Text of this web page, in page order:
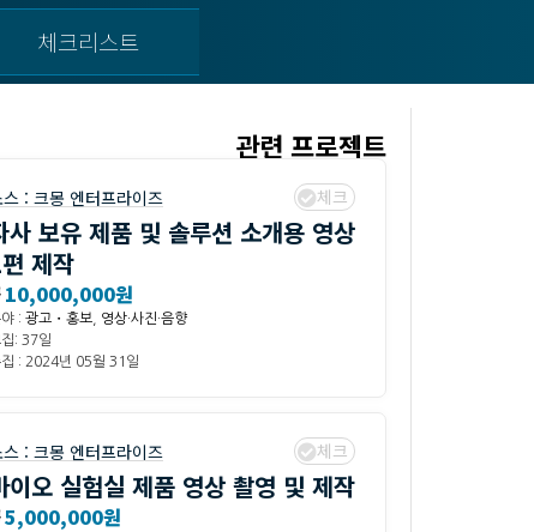
체크리스트
관련 프로젝트
: 크몽 엔터프라이즈 체크
사 보유 제품 및 솔루션 소개용 영상
제작
10,000,000원
: 광고・홍보
영상·사진·음향
: 37일
: 2024년 05월 31일
: 크몽 엔터프라이즈 체크
이오 실험실 제품 영상 촬영 및 제작
5,000,000원